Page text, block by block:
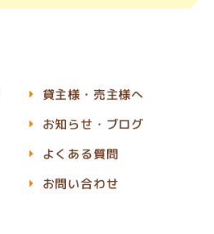
貸主様・売主様へ
お知らせ・ブログ
よくある質問
お問い合わせ